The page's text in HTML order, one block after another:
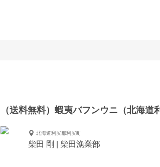
（送料無料）蝦夷バフンウニ（北海道
北海道利尻郡利尻町
柴田 剛 | 柴田漁業部